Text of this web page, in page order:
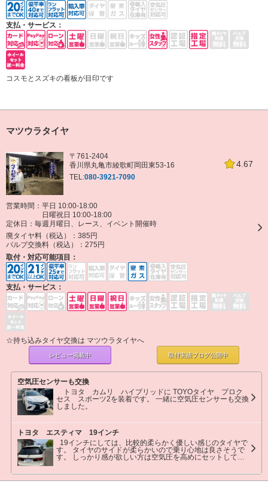
支払・サービス：
コスモとスズキの看板が目印です
マツウラタイヤ
4.67
〒761-2404
香川県丸亀市綾歌町岡田東53-16
TEL:080-3921-7090
営業時間：平日 10:00-18:00
日曜祝日 10:00-18:00
定休日： 毎週月曜日、レース、イベント開催時
廃タイヤ料（税込）： 385円
バルブ交換料（税込）： 275円
取付・対応可能項目：
支払・サービス：
☆持ち込みタイヤ交換は マツウラタイヤへ
レビュー掲載中 取付実績ブログ公開中
空気圧センサーも交換
セス スポーツ2を装着です。 一緒に空気圧センサーも交換
トヨタ エスティマ 19インチ
す。 タイヤのサイドが柔らかいので乗り心地は良さそうで
す。 しっかり感が欲しい方は空気圧を高めにセットしてく